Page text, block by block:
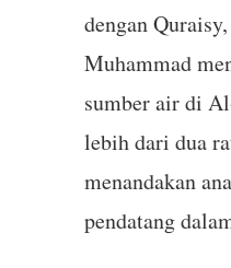
dengan
Muhammad
sumber air di
lebih dari dua
menandakan
pendatang